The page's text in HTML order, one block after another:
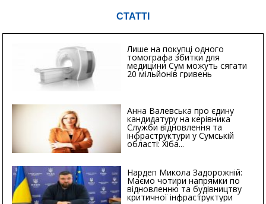
СТАТТІ
Лише на покупці одного
томографа збитки для
медицини Сум можуть сягати
20 мільйонів гривень
Анна Валевська про єдину
кандидатуру на керівника
Служби відновлення та
інфраструктури у Сумській
області: Хіба...
Нардеп Микола Задорожній:
Маємо чотири напрямки по
відновленню та будівництву
критичної інфраструктури